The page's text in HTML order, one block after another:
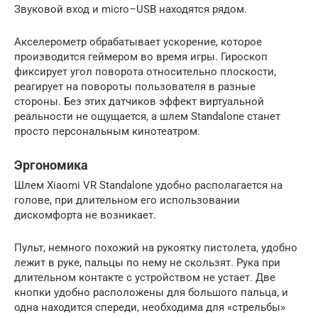
Звуковой вход и micro–USB находятся рядом.
Акселерометр обрабатывает ускорение, которое
производится геймером во время игры. Гироскоп
фиксирует угол поворота относительно плоскости,
реагирует на повороты пользователя в разные
стороны. Без этих датчиков эффект виртуальной
реальности не ощущается, а шлем Standalone станет
просто персональным кинотеатром.
Эргономика
Шлем Xiaomi VR Standalone удобно располагается на
голове, при длительном его использовании
дискомфорта не возникает.
Пульт, немного похожий на рукоятку пистолета, удобно
лежит в руке, пальцы по нему не скользят. Рука при
длительном контакте с устройством не устает. Две
кнопки удобно расположены для большого пальца, и
одна находится спереди, необходима для «стрельбы»